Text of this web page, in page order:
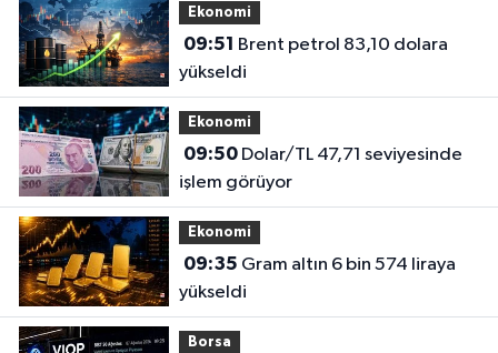
Ekonomi
09:51
yükseldi
Ekonomi
09:50Dolar/TL 47,71 seviyesinde
işlem görüyor
Ekonomi
09:35
yükseldi
Borsa